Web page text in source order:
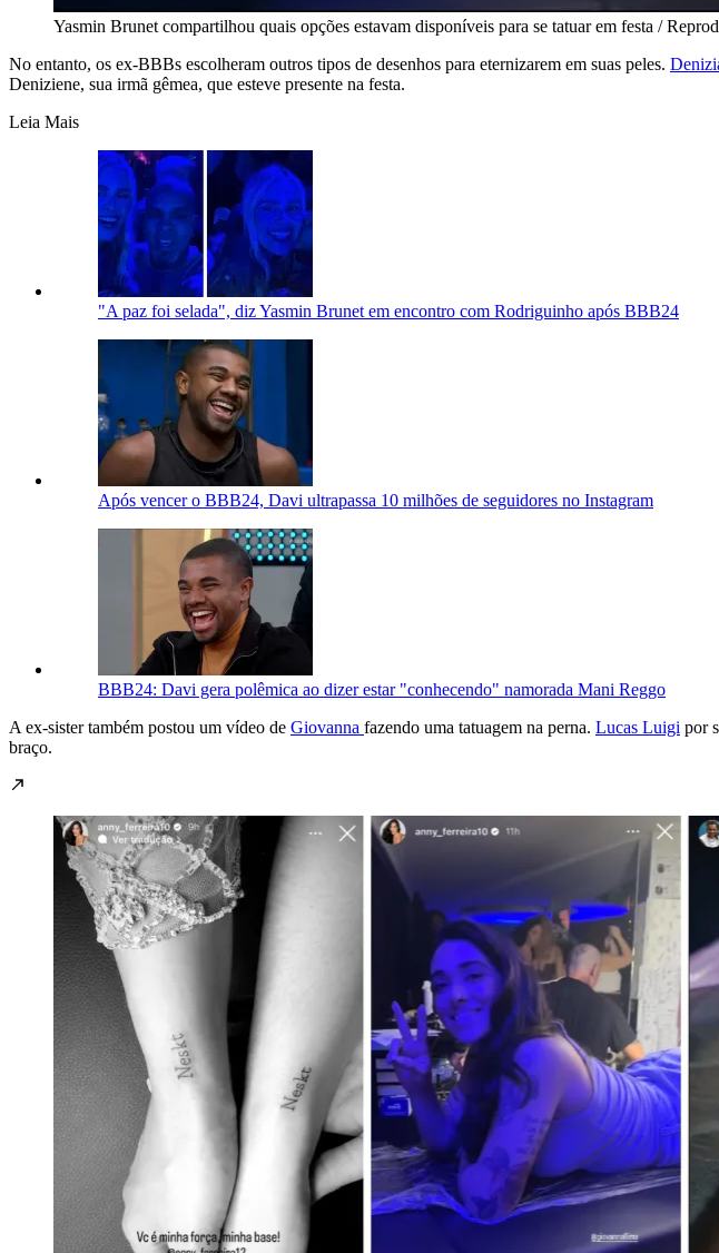
Yasmin Brunet compartilhou quais opções estavam disponíveis para se tatuar em festa /
No entanto, os ex-BBBs escolheram outros tipos de desenhos para eternizarem em suas peles.
Deniziene, sua irmã gêmea, que esteve presente na festa.
Leia Mais
"A paz foi selada", diz Yasmin Brunet em encontro com Rodriguinho após BBB24
Após vencer o BBB24, Davi ultrapassa 10 milhões de seguidores no Instagram
BBB24: Davi gera polêmica ao dizer estar "conhecendo" namorada Mani Reggo
A ex-sister também postou um vídeo de Giovanna fazendo uma tatuagem na perna. Lucas Luigi por
braço.